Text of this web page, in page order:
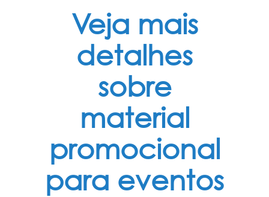
Veja mais
detalhes
sobre
material
promocional
para eventos